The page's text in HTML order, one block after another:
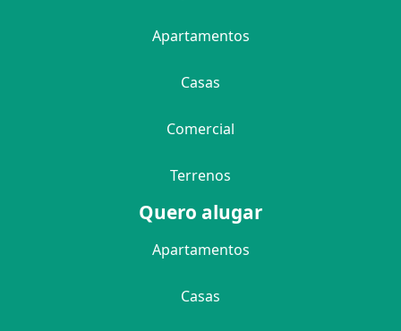
Apartamentos
Casas
Comercial
Terrenos
Quero alugar
Apartamentos
Casas